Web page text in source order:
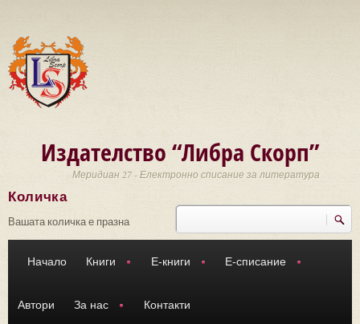
Издателство “Либра Скорп”
Меридиан 27 - Електронно списание за литература
Търси
Количка
Вашата количка е празна
Начало Книги Е-книги Е-списание
Автори За нас Контакти